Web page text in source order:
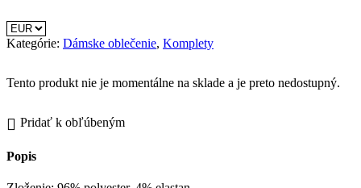
Kategórie: Dámske oblečenie, Komplety
Tento produkt nie je momentálne na sklade a je preto nedostupný.
Pridať k obľúbeným
Popis